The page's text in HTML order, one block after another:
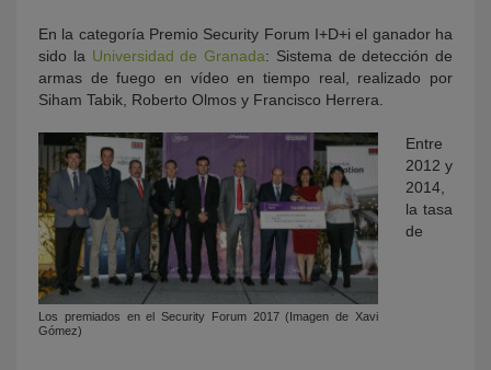
En la categoría Premio Security Forum I+D+i el ganador ha
sido la Universidad de Granada: Sistema de detección de
armas de fuego en vídeo en tiempo real, realizado por
Siham Tabik, Roberto Olmos y Francisco Herrera.
Los premiados en el Security Forum 2017 (Imagen de Xavi
Gómez)
Entre
2012 y
2014,
la tasa
de